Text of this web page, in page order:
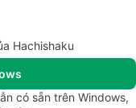
Hachishaku
có sẵn trên Windows,